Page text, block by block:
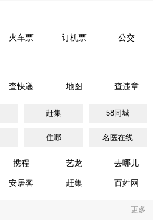
火车票 订机票 公交
查快递 地图 查违章
赶集 58同城
住哪 名医在线
携程 艺龙 去哪儿
安居客 赶集 百姓网
更多